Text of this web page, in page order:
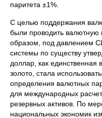
паритета ±1%.
С целью поддержания
были проводить
образом, под давлением
системы по существу
доллар, как
золото, стала
определения валютных
для международных
резервных активов. По
национальных экономик